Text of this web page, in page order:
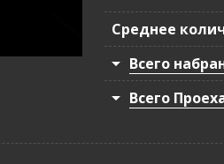
Среднее
Всего
Всего